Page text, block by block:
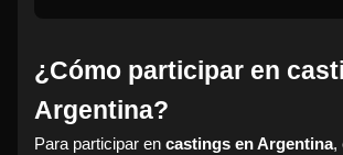
¿Cómo participar en
Argentina?
Para participar en castings en Argentina,